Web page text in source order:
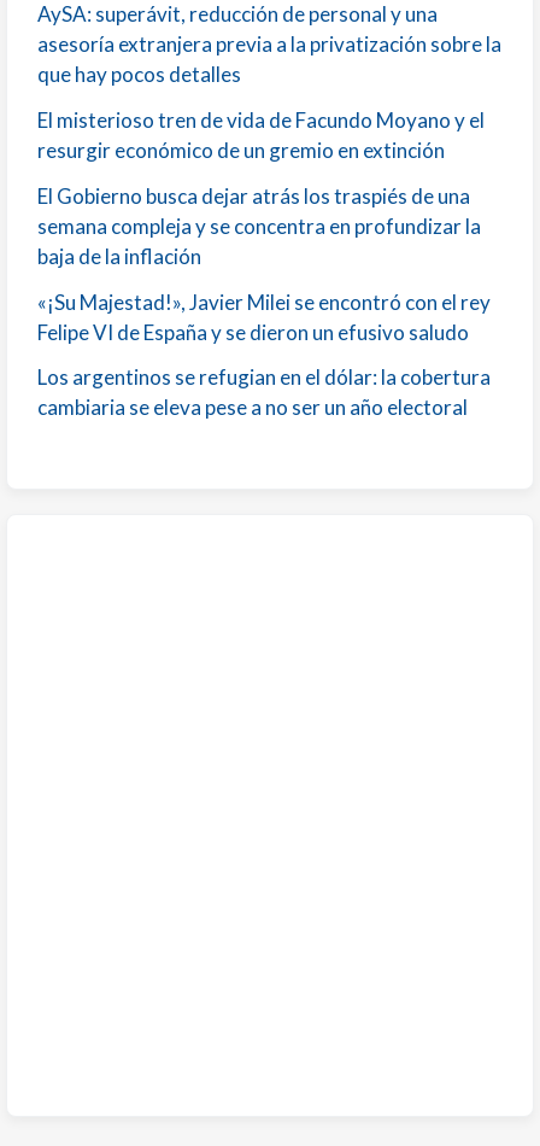
AySA: superávit, reducción de personal y una
asesoría extranjera previa a la privatización sobre la
que hay pocos detalles
El misterioso tren de vida de Facundo Moyano y el
resurgir económico de un gremio en extinción
El Gobierno busca dejar atrás los traspiés de una
semana compleja y se concentra en profundizar la
baja de la inflación
«¡Su Majestad!», Javier Milei se encontró con el rey
Felipe VI de España y se dieron un efusivo saludo
Los argentinos se refugian en el dólar: la cobertura
cambiaria se eleva pese a no ser un año electoral